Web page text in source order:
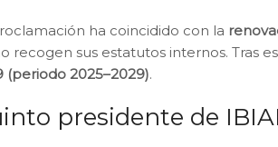
ha coincidido con la
recogen sus estatutos internos. Tras
(periodo 2025–2029).
presidente de